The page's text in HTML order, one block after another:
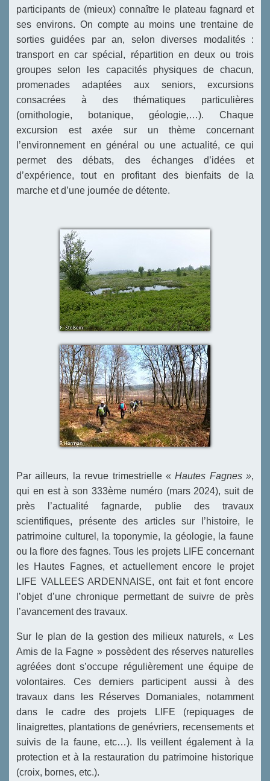
participants de (mieux) connaître le plateau fagnard et
ses environs. On compte au moins une trentaine de
sorties guidées par an, selon diverses modalités :
transport en car spécial, répartition en deux ou trois
groupes selon les capacités physiques de chacun,
promenades adaptées aux seniors, excursions
consacrées à des thématiques particulières
(ornithologie, botanique, géologie,…). Chaque
excursion est axée sur un thème concernant
l’environnement en général ou une actualité, ce qui
permet des débats, des échanges d’idées et
d’expérience, tout en profitant des bienfaits de la
marche et d’une journée de détente.
Par ailleurs, la revue trimestrielle «Hautes Fagnes »,
qui en est à son 333ème numéro (mars 2024), suit de
près l’actualité fagnarde, publie des travaux
scientifiques, présente des articles sur l’histoire, le
patrimoine culturel, la toponymie, la géologie, la faune
ou la flore des fagnes. Tous les projets LIFE concernant
les Hautes Fagnes, et actuellement encore le projet
LIFE VALLEES ARDENNAISE, ont fait et font encore
l’objet d’une chronique permettant de suivre de près
l’avancement des travaux.
Sur le plan de la gestion des milieux naturels, « Les
Amis de la Fagne » possèdent des réserves naturelles
agréées dont s’occupe régulièrement une équipe de
volontaires. Ces derniers participent aussi à des
travaux dans les Réserves Domaniales, notamment
dans le cadre des projets LIFE (repiquages de
linaigrettes, plantations de genévriers, recensements et
suivis de la faune, etc…). Ils veillent également à la
protection et à la restauration du patrimoine historique
(croix, bornes, etc.).